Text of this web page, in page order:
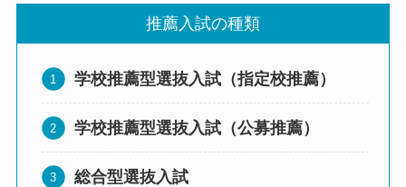
推薦入試の種類
学校推薦型選抜入試（指定校推薦）
学校推薦型選抜入試（公募推薦）
総合型選抜入試